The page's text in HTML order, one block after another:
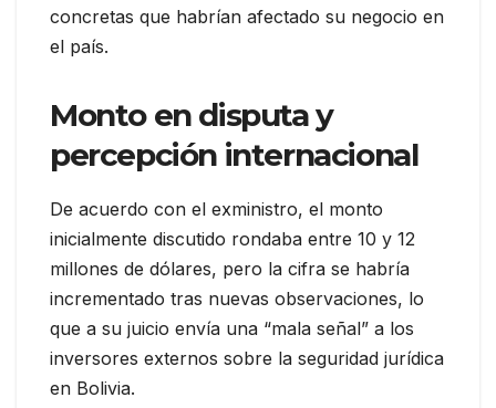
concretas que habrían afectado su negocio en
el país.
Monto en disputa y
percepción internacional
De acuerdo con el exministro, el monto
inicialmente discutido rondaba entre 10 y 12
millones de dólares, pero la cifra se habría
incrementado tras nuevas observaciones, lo
que a su juicio envía una “mala señal” a los
inversores externos sobre la seguridad jurídica
en Bolivia.